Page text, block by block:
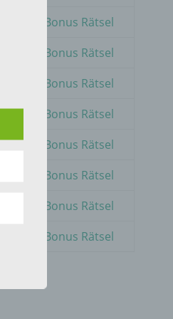
Zum Bonus Rätsel
Zum Bonus Rätsel
Zum Bonus Rätsel
Zum Bonus Rätsel
Zum Bonus Rätsel
Zum Bonus Rätsel
Zum Bonus Rätsel
Zum Bonus Rätsel